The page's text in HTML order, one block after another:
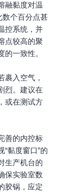
融黏度对温
个百分点甚
控系统，并
点较高的聚
一致性。
裹入空气，
烈。建议在
或在测试方
善的内控标
黏度窗口”的
生产机台的
保实验室数
胶锅，应定